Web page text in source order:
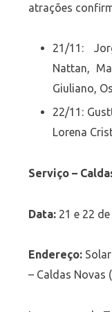
atrações
21/11:
Nattan,
Giuliano,
22/11:
Lorena
Serviço –
Data:21 e 22
Endereço:Solar
– Caldas Novas